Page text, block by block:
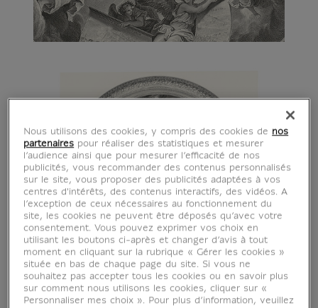
Nous utilisons des cookies, y compris des cookies de nos
partenaires pour réaliser des statistiques et mesurer
l’audience ainsi que pour mesurer l’efficacité de nos
publicités, vous recommander des contenus personnalisés
sur le site, vous proposer des publicités adaptées à vos
centres d'intérêts, des contenus interactifs, des vidéos. A
l’exception de ceux nécessaires au fonctionnement du
site, les cookies ne peuvent être déposés qu’avec votre
consentement. Vous pouvez exprimer vos choix en
utilisant les boutons ci-après et changer d’avis à tout
moment en cliquant sur la rubrique « Gérer les cookies »
située en bas de chaque page du site. Si vous ne
souhaitez pas accepter tous les cookies ou en savoir plus
sur comment nous utilisons les cookies, cliquer sur «
Personnaliser mes choix ». Pour plus d’information, veuillez